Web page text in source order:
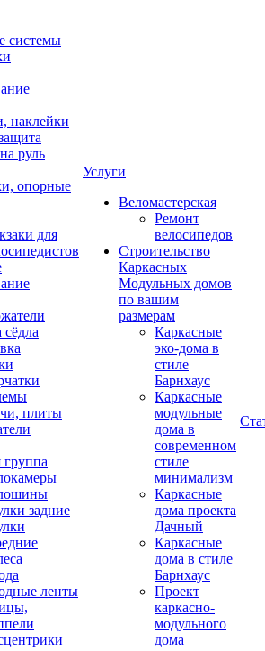
системы
наклейки
руль
опорные
для
плиты
группа
задние
ленты
Услуги
Веломастерская
Ремонт
велосипедов
Строительство
Каркасных
Модульных домов
по вашим
размерам
Каркасные
эко-дома в
стиле
Барнхаус
Каркасные
модульные
дома в
современном
стиле
минимализм
Каркасные
дома проекта
Дачный
Каркасные
дома в стиле
Барнхаус
Проект
каркасно-
модульного
дома